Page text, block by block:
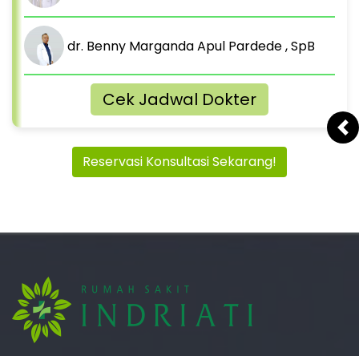
dr. Benny Marganda Apul Pardede , SpB
Cek Jadwal Dokter
Reservasi Konsultasi Sekarang!